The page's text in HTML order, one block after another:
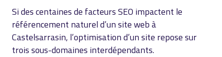
Si des centaines de facteurs SEO impactent le
référencement naturel d’un site web à
Castelsarrasin, l’optimisation d’un site repose sur
trois sous-domaines interdépendants.